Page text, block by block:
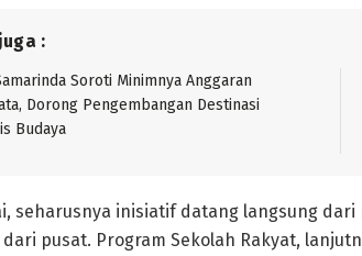
:
Soroti Minimnya Anggaran
Dorong Pengembangan Destinasi
Budaya
seharusnya inisiatif datang langsung
pusat. Program Sekolah Rakyat,